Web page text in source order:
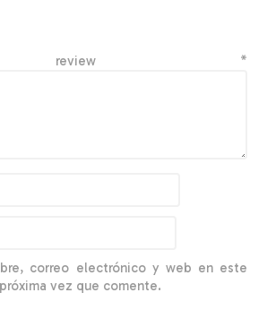
review *
correo electrónico y web en este
vez que comente.